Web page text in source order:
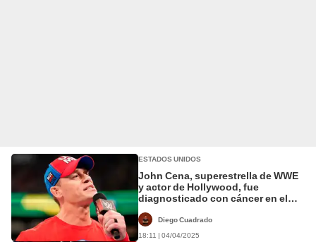
ESTADOS UNIDOS
John Cena, superestrella de WWE
y actor de Hollywood, fue
diagnosticado con cáncer en el
Diego Cuadrado
18:11 | 04/04/2025